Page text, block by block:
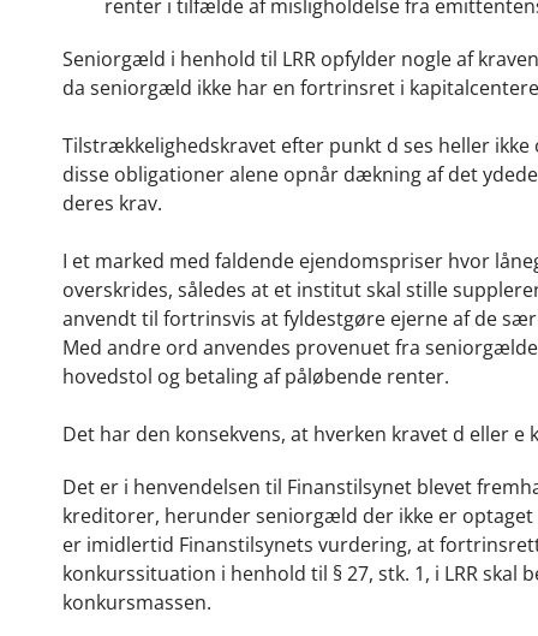
renter i tilfælde af misligholdelse fra
Seniorgæld i henhold til LRR opfylder nogle af
da seniorgæld ikke har en fortrinsret i
Tilstrækkelighedskravet efter punkt d ses heller
disse obligationer alene opnår dækning af det
deres krav.
I et marked med faldende ejendomspriser hvor
overskrides, således at et institut skal stille
anvendt til fortrinsvis at fyldestgøre ejerne af de
Med andre ord anvendes provenuet fra
hovedstol og betaling af påløbende renter.
Det har den konsekvens, at hverken kravet d eller
Det er i henvendelsen til Finanstilsynet blevet
kreditorer, herunder seniorgæld der ikke er optaget
er imidlertid Finanstilsynets vurdering, at
konkurssituation i henhold til § 27, stk. 1, i LRR
konkursmassen.